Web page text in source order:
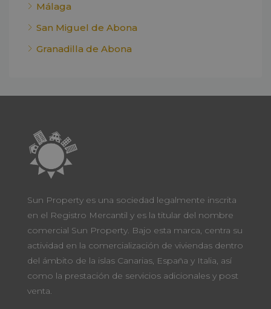
Málaga
San Miguel de Abona
Granadilla de Abona
Sun Property es una sociedad legalmente inscrita
en el Registro Mercantil y es la titular del nombre
comercial Sun Property. Bajo esta marca, centra su
actividad en la comercialización de viviendas dentro
del ámbito de la islas Canarias, España y Italia, así
como la prestación de servicios adicionales y post
venta.